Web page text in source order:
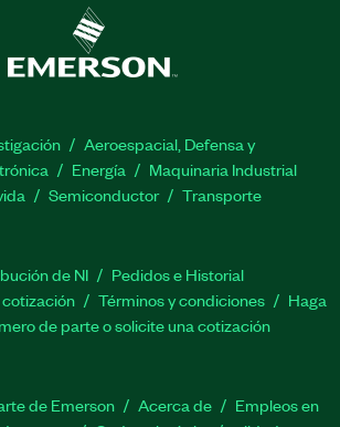
Aeroespacial, Defensa y
Energía
Maquinaria Industrial
Semiconductor Transporte
de NI
Pedidos e Historial
Términos y condiciones
Haga
de parte o solicite una cotización
de Emerson Acerca de
Empleos en